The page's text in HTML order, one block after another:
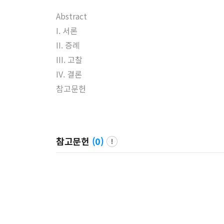
Abstract
I. 서론
II. 증례
III. 고찰
IV. 결론
참고문헌
참고문헌 (0)